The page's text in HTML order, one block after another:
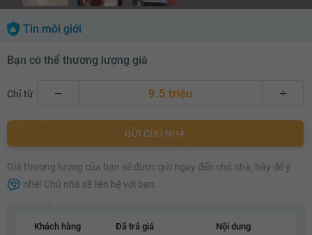
Tin môi giới
Bạn có thể thương lượng giá
Chỉ từ 9.5 triệu
9.7 triệu
GỬI CHỦ NHÀ
Giá thương lượng của bạn sẽ được gửi ngay đến chủ nhà, hãy để ý
nhé! Chủ nhà sẽ liên hệ với bạn.
Khách hàng Đã trả giá Nội dung